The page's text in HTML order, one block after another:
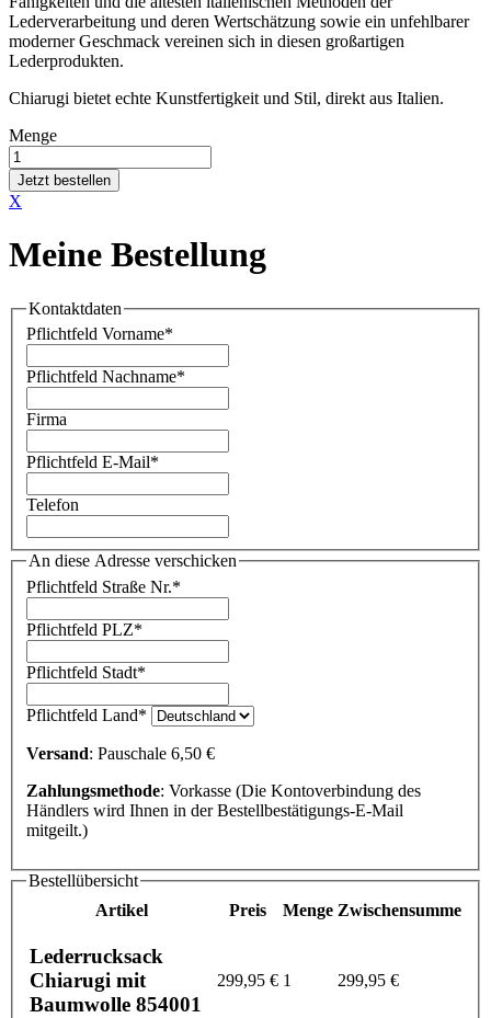
Lederverarbeitung und deren Wertschätzung sowie ein unfehlbarer
moderner Geschmack vereinen sich in diesen großartigen
Lederprodukten.
Chiarugi bietet echte Kunstfertigkeit und Stil, direkt aus Italien.
Menge
Jetzt bestellen
X
Meine Bestellung
Kontaktdaten
Pflichtfeld Vorname*
Pflichtfeld Nachname*
Firma
Pflichtfeld E-Mail*
Telefon
An diese Adresse verschicken
Pflichtfeld Straße Nr.*
Pflichtfeld PLZ*
Pflichtfeld Stadt*
Pflichtfeld Land*
Versand: Pauschale 6,50 €
Zahlungsmethode: Vorkasse (Die Kontoverbindung des
Händlers wird Ihnen in der Bestellbestätigungs-E-Mail
mitgeilt.)
Bestellübersicht
Artikel
Preis Menge Zwischensumme
Lederrucksack
Chiarugi mit
Baumwolle 854001
299,95 € 1 299,95 €